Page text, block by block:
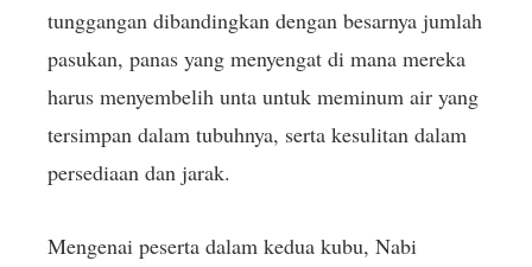
tunggangan dibandingkan dengan besarnya jumlah
pasukan, panas yang menyengat di mana mereka
harus menyembelih unta untuk meminum air yang
tersimpan dalam tubuhnya, serta kesulitan dalam
persediaan dan jarak.
Mengenai peserta dalam kedua kubu, Nabi